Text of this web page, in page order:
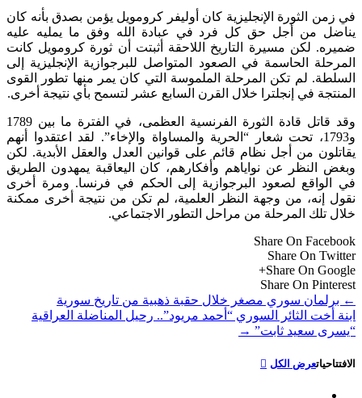
في زمن الثورة الإنجليزية كان أوليفر كرومويل يؤمن بصدق بأنه كان
يناضل من أجل حق كل فرد في عبادة الله وفق ما يمليه عليه
ضميره. لكن مسيرة التاريخ اللاحقة أثبتت أن ثورة كرومويل كانت
المرحلة الحاسمة في الصعود المتواصل للبرجوازية الإنجليزية إلى
السلطة. لم تكن المرحلة الملموسة التي كان يمر منها تطور القوى
المنتجة في إنجلترا خلال القرن السابع عشر لتسمح بأي نتيجة أخرى.
وقد قاتل قادة الثورة الفرنسية العظمى، في الفترة ما بين 1789
و1793، تحت شعار “الحرية والمساواة والإخاء”. لقد اعتقدوا أنهم
يقاتلون من أجل نظام قائم على قوانين العدل والعقل الأبدية. لكن
وبغض النظر عن نواياهم وأفكارهم، كان اليعاقبة يمهدون الطريق
في الواقع لصعود البرجوازية إلى الحكم في فرنسا. ومرة أخرى
نقول إنه، من وجهة النظر العلمية، لم تكن من نتيجة أخرى ممكنة
خلال تلك المرحلة من مراحل التطور الاجتماعي.
Share On Facebook
Share On Twitter
Share On Google+
Share On Pinterest
← برلمان سوري مصغر خلال حقبة ذهبية من تاريخ سورية
ابنة أخت الثائر السوري “أحمد مريود”.. رحيل المناضلة العراقية
“يسرى سعيد ثابت” →
الافتتاحياتعرض الكل